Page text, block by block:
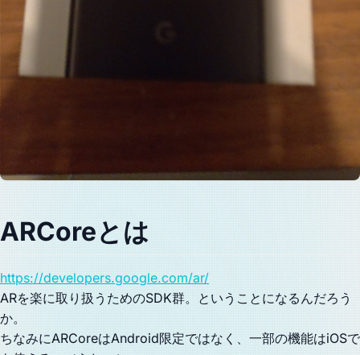
ARCoreとは
https://developers.google.com/ar/
ARを楽に取り扱うためのSDK群。ということになるんだろう
か。
ちなみにARCoreはAndroid限定ではなく、一部の機能はiOSで